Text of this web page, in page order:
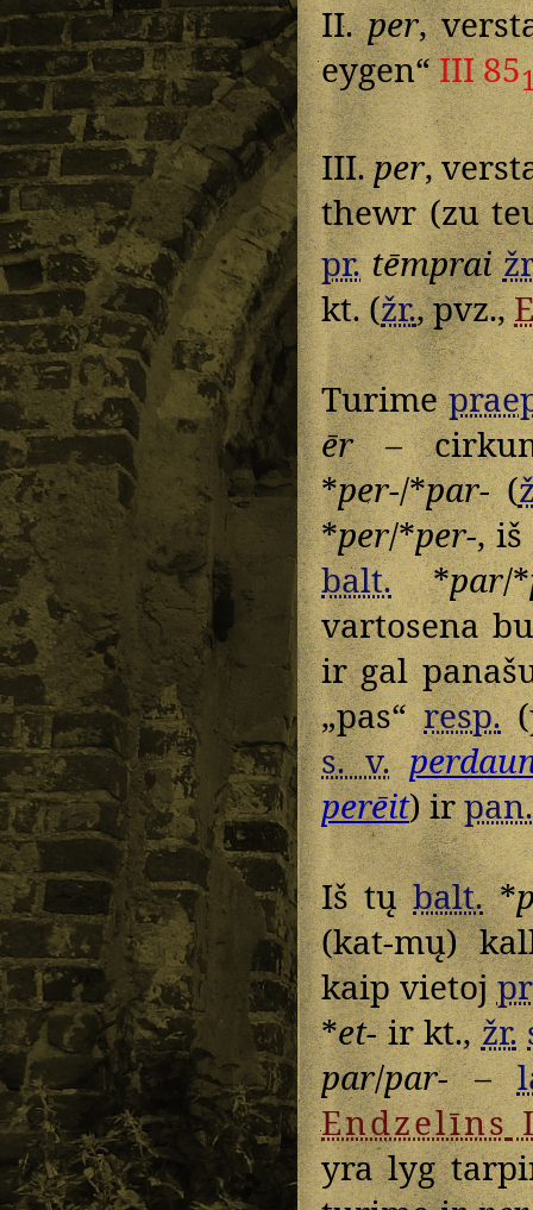
II.per,
eygen“III 85
III.per,
thewr (zu
pr. tēmprai
kt. (žr., pvz.,
Turime
ēr–
*per-/*par-(
*per/*per-,
balt.*par/*
vartosena
ir gal
„pas“resp.(
s. v.
perēit) irpan.
Iš tųbalt.*
(kat-mų)
kaip vietoj
*et-ir kt.,žr.
par/par-–
Endzelīns
yra lyg